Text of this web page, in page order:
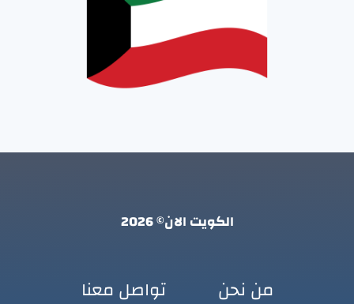
الكويت الان© 2026
من نحن
تواصل معنا